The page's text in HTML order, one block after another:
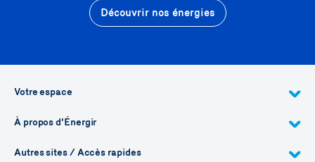
Découvrir nos énergies
Votre espace
À propos d'Énergir
Autres sites / Accès rapides